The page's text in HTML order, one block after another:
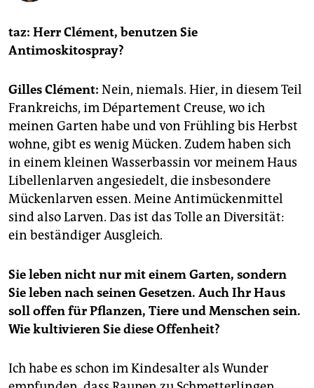
genossenschaft
taz: Herr Clément, benutzen Sie
Antimoskitospray?
Gilles Clément: Nein, niemals. Hier, in diesem Teil
Frankreichs, im Département Creuse, wo ich
meinen Garten habe und von Frühling bis Herbst
wohne, gibt es wenig Mücken. Zudem haben sich
in einem kleinen Wasserbassin vor meinem Haus
Libellenlarven angesiedelt, die insbesondere
Mückenlarven essen. Meine Antimückenmittel
sind also Larven. Das ist das Tolle an Diversität:
ein beständiger Ausgleich.
Sie leben nicht nur mit einem Garten, sondern
Sie leben nach seinen Gesetzen. Auch Ihr Haus
soll offen für Pflanzen, Tiere und Menschen sein.
Wie kultivieren Sie diese Offenheit?
Ich habe es schon im Kindesalter als Wunder